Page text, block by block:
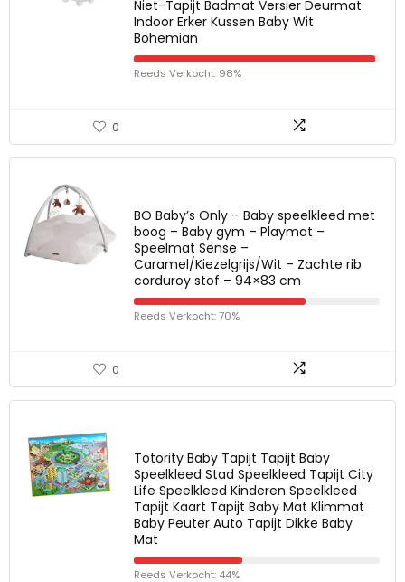
Niet-Tapijt Badmat Versier Deurmat
Indoor Erker Kussen Baby Wit
Bohemian
Reeds Verkocht: 98%
0
BO Baby’s Only – Baby speelkleed met
boog – Baby gym – Playmat –
Speelmat Sense –
Caramel/Kiezelgrijs/Wit – Zachte rib
corduroy stof – 94×83 cm
Reeds Verkocht: 70%
0
Totority Baby Tapijt Tapijt Baby
Speelkleed Stad Speelkleed Tapijt City
Life Speelkleed Kinderen Speelkleed
Tapijt Kaart Tapijt Baby Mat Klimmat
Baby Peuter Auto Tapijt Dikke Baby
Mat
Reeds Verkocht: 44%